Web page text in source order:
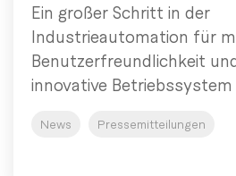
Ein großer Schritt in der
Industrieautomation für
Benutzerfreundlichkeit
innovative Betriebssystem
News Pressemitteilungen